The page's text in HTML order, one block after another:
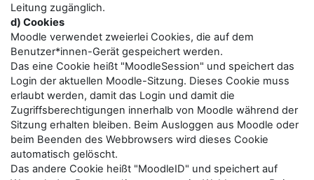
Leitung zugänglich.
d) Cookies
Moodle verwendet zweierlei Cookies, die auf dem
Benutzer*innen-Gerät gespeichert werden.
Das eine Cookie heißt "MoodleSession" und speichert das
Login der aktuellen Moodle-Sitzung. Dieses Cookie muss
erlaubt werden, damit das Login und damit die
Zugriffsberechtigungen innerhalb von Moodle während der
Sitzung erhalten bleiben. Beim Ausloggen aus Moodle oder
beim Beenden des Webbrowsers wird dieses Cookie
automatisch gelöscht.
Das andere Cookie heißt "MoodleID" und speichert auf